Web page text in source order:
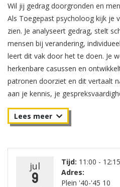
Wil jij gedrag doorgronden en
Als Toegepast psycholoog kijk je
zien. Je analyseert gedrag, stelt
mensen bij verandering,
leert dit vak door het te doen. Je
herkenbare casussen en
patronen doorziet en dit vertaalt
aan je kennis, je
impact te maken. Bij Capabel
pakken, je uit te spreken en te
Psychologie en jouw
vragen en ontdek of dit bij je
jul
9
Tijd: 11:00 -
Adres:
Plein '40-'45 10